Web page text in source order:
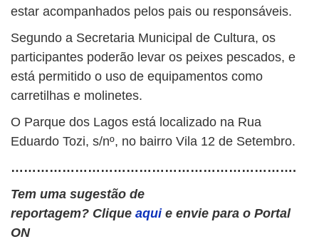
estar acompanhados pelos pais ou responsáveis.
Segundo a Secretaria Municipal de Cultura, os
participantes poderão levar os peixes pescados, e
está permitido o uso de equipamentos como
carretilhas e molinetes.
O Parque dos Lagos está localizado na Rua
Eduardo Tozi, s/nº, no bairro Vila 12 de Setembro.
………………………………………………………….
Tem uma sugestão de
reportagem? Clique aqui e envie para o Portal
ON